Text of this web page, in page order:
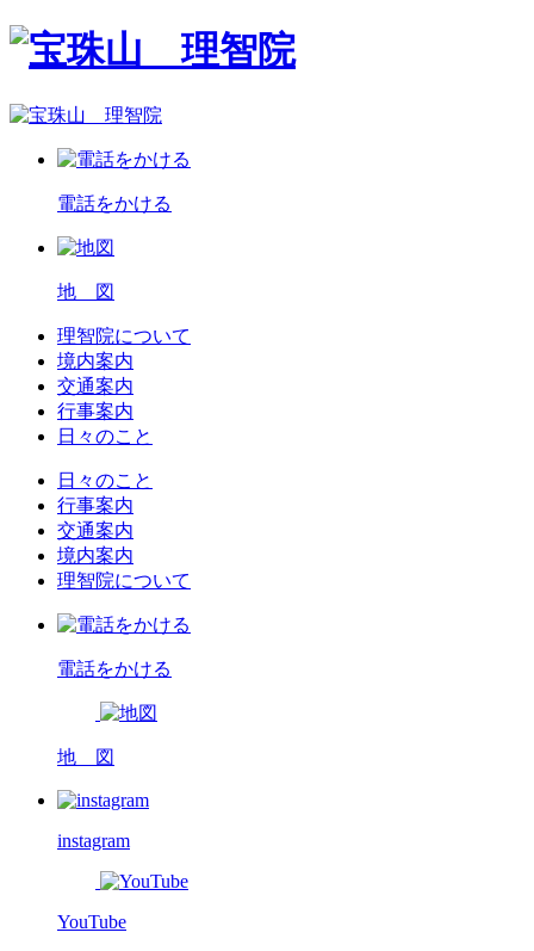
電話をかける
地 図
理智院について
境内案内
交通案内
行事案内
日々のこと
日々のこと
行事案内
交通案内
境内案内
理智院について
電話をかける
地 図
instagram
YouTube